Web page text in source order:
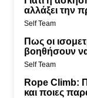
αλλάξει την
Self Team
Πως οι
βοηθήσουν
Self Team
Rope Climb:
και ποιες